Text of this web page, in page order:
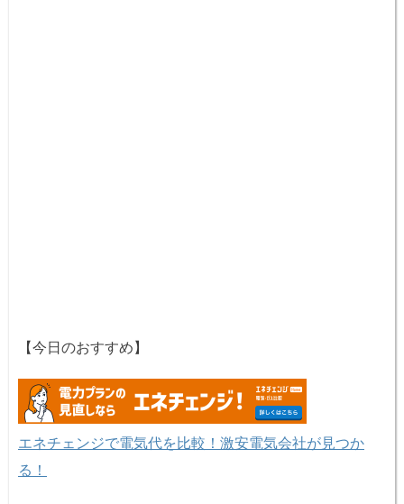
【今日のおすすめ】
エネチェンジで電気代を比較！激安電気会社が見つか
る！